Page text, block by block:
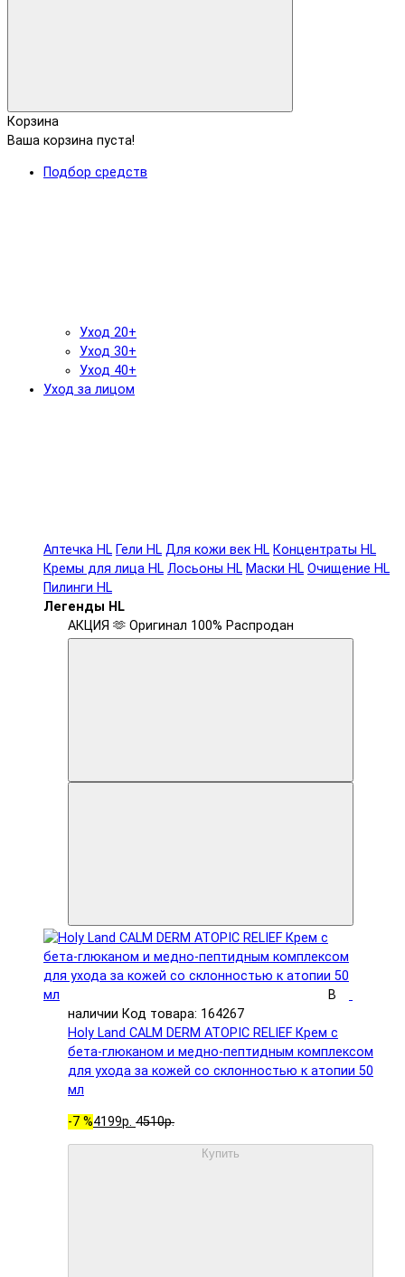
Корзина
Ваша корзина пуста!
Подбор средств
Уход 20+
Уход 30+
Уход 40+
Уход за лицом
Аптечка HL Гели HL Для кожи век HL Концентраты HL
Кремы для лица HL Лосьоны HL Маски HL Очищение HL
Пилинги HL
Легенды HL
АКЦИЯ 🫶 Оригинал 100% Распродан
В
наличии Код товара: 164267
Holy Land CALM DERM ATOPIC RELIEF Крем с
бета-глюканом и медно-пептидным комплексом
для ухода за кожей со склонностью к атопии 50
мл
-7 %4199р. 4510р.
Купить